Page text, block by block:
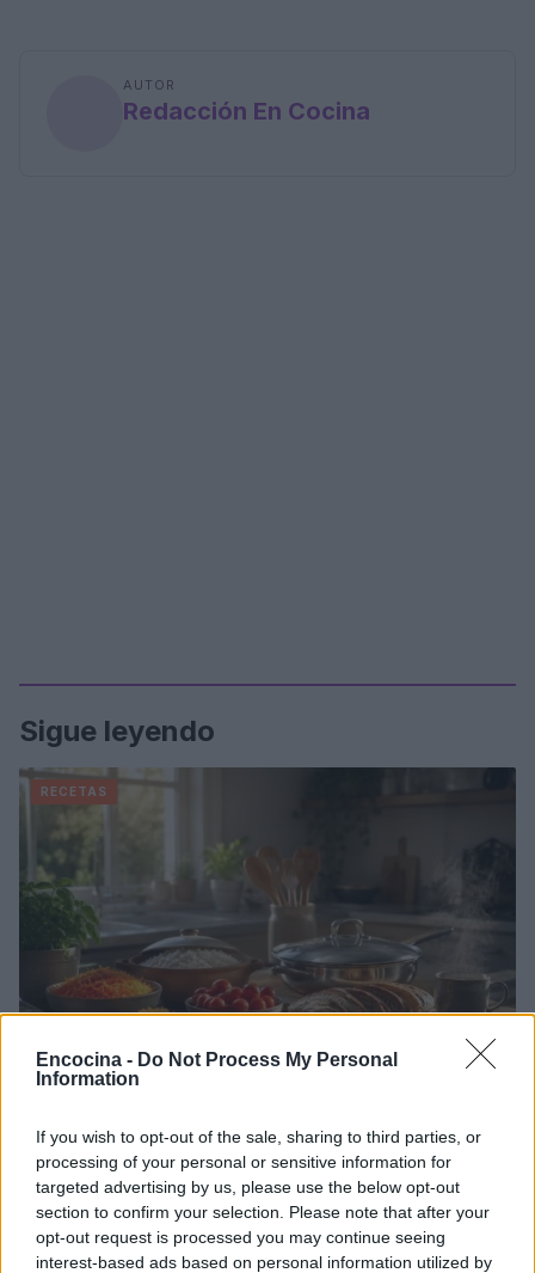
Encocina - Do Not Process My Personal
Information
If you wish to opt-out of the sale, sharing to third parties, or
processing of your personal or sensitive information for
targeted advertising by us, please use the below opt-out
section to confirm your selection. Please note that after your
opt-out request is processed you may continue seeing
interest-based ads based on personal information utilized by
AUTOR
Redacción En Cocina
Sigue leyendo
RECETAS
económicas
Diego Romero · 5 Ago 2026